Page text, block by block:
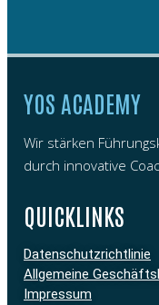
YOS ACADEMY
Wir stärken
durch innovative
QUICKLINKS
Datenschutzrichtlinie
Allgemeine
Impressum